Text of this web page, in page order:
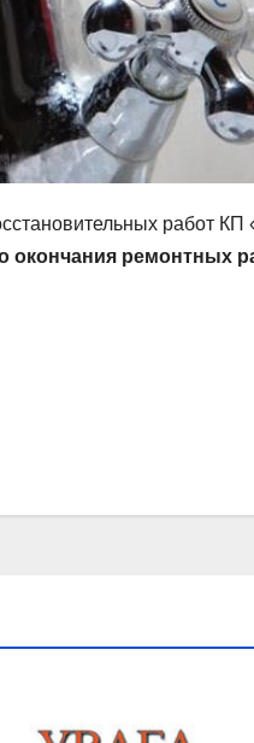
работ
окончания ремонтных